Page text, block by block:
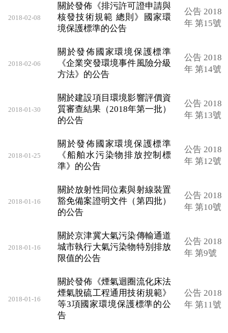
2018-02-08
關於發佈《排污許可證申請與
核發技術規範 總則》國家環
境保護標準的公告
公告 2018
年 第15號
2018-02-06
關於發佈國家環境保護標準
《企業突發環境事件風險分級
方法》的公告
公告 2018
年 第14號
2018-01-30
關於建設項目環境影響評價資
質審查結果（2018年第一批）
的公告
公告 2018
年 第13號
2018-01-25
關於發佈國家環境保護標準
《船舶水污染物排放控制標
準》的公告
公告 2018
年 第12號
2018-01-16
關於放射性同位素與射線裝置
豁免備案證明文件（第四批）
的公告
公告 2018
年 第10號
2018-01-16
關於京津冀大氣污染傳輸通道
城市執行大氣污染物特別排放
限值的公告
公告 2018
年 第9號
2018-01-16
關於發佈《煙氣迴圈流化床法
煙氣脫硫工程通用技術規範》
等3項國家環境保護標準的公
告
公告 2018
年 第11號